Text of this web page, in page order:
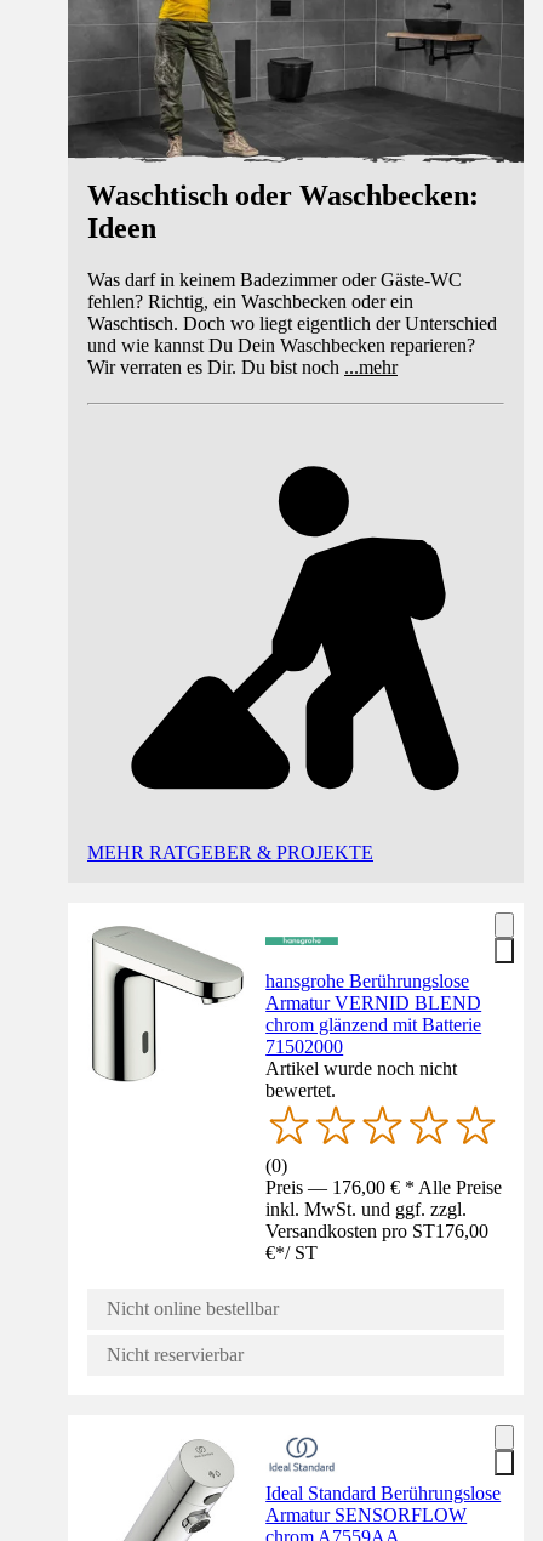
Waschtisch oder Waschbecken:
Ideen
Was darf in keinem Badezimmer oder Gäste-WC
fehlen? Richtig, ein Waschbecken oder ein
Waschtisch. Doch wo liegt eigentlich der Unterschied
und wie kannst Du Dein Waschbecken reparieren?
Wir verraten es Dir. Du bist noch ...mehr
MEHR RATGEBER & PROJEKTE
hansgrohe Berührungslose
Armatur VERNID BLEND
chrom glänzend mit Batterie
71502000
Artikel wurde noch nicht
bewertet.
(0)
Preis — 176,00 € * Alle Preise
inkl. MwSt. und ggf. zzgl.
Versandkosten pro ST176,00
€*/ ST
Nicht online bestellbar
Nicht reservierbar
Ideal Standard Berührungslose
Armatur SENSORFLOW